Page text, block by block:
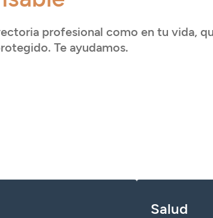
profesional como en tu vida,
Te ayudamos.
Salud